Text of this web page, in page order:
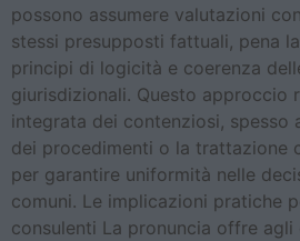
possono assumere valutazioni
stessi presupposti fattuali, pena
principi di logicità e coerenza
giurisdizionali. Questo approccio
integrata dei contenziosi, spesso
dei procedimenti o la trattazione
per garantire uniformità nelle
comuni. Le implicazioni pratiche
consulenti La pronuncia offre